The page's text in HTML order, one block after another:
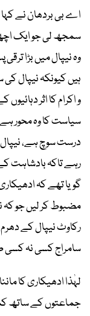
اے بی بردھان نے
سمجھ لی جو ایک
وہ نیپال میں بڑا
ہیں کیونکہ نیپال کی
و اکرام کا اثر
سیاست کا وہ محور
درست سوچ ہے،
رہے تاکہ بادشاہت
گویا تھے کہ
مضبوط کر لیں جو
رکاوٹ نیپال کے
سامراج کسی نہ کسی
لہٰذا ادھیکاری کا
جماعتوں کے ساتھ